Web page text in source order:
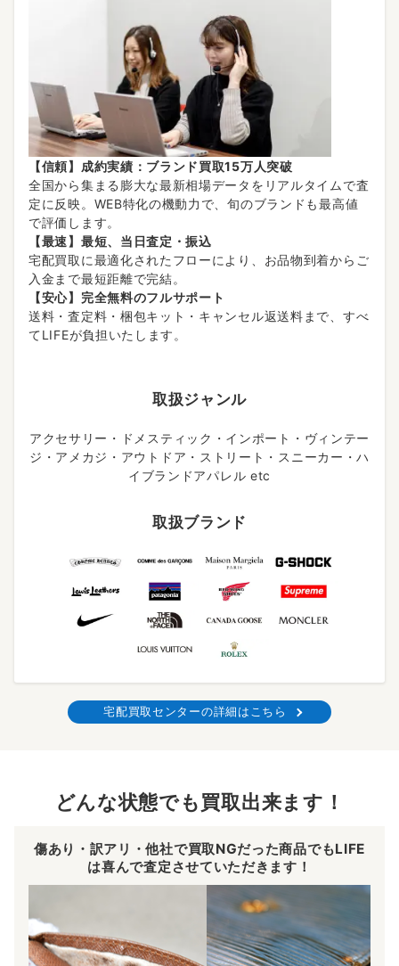
【信頼】成約実績：ブランド買取15万人突破
全国から集まる膨大な最新相場データをリアルタイムで査
定に反映。WEB特化の機動力で、旬のブランドも最高値
で評価します。
【最速】最短、当日査定・振込
宅配買取に最適化されたフローにより、お品物到着からご
入金まで最短距離で完結。
【安心】完全無料のフルサポート
送料・査定料・梱包キット・キャンセル返送料まで、すべ
てLIFEが負担いたします。
取扱ジャンル
アクセサリー・ドメスティック・インポート・ヴィンテー
ジ・アメカジ・アウトドア・ストリート・スニーカー・ハ
イブランドアパレル etc
取扱ブランド
宅配買取センターの詳細はこちら
どんな状態でも買取出来ます！
傷あり・訳アリ・他社で買取NGだった商品でもLIFE
は喜んで査定させていただきます！